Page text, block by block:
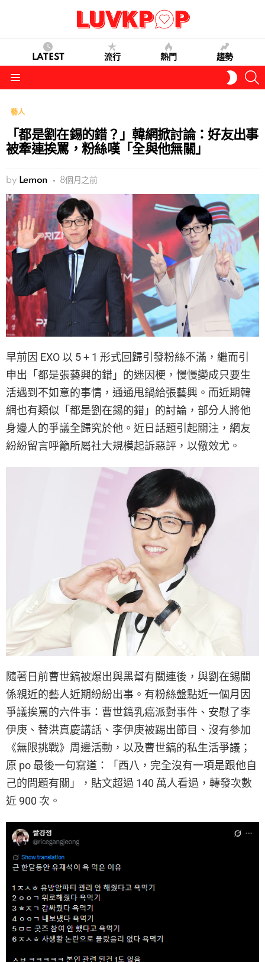
LATEST 流行 熱門 趨勢
SKIN
藝人
「都是劉在錫的錯？」韓網掀討論：好友出事
被牽連挨罵，粉絲嘆「全與他無關」
by Lemon 8個月之前
早前因 EXO 以 5 + 1 形式回歸引發粉絲不滿，繼而引
申出「都是張藝興的錯」的迷因梗，慢慢變成只要生
活遇到不如意的事情，通通甩鍋給張藝興。而近期韓
網也有類似「都是劉在錫的錯」的討論，部分人將他
身邊人的爭議全歸究於他。近日話題引起關注，網友
紛紛留言呼籲所屬社大規模起訴惡評，以儆效尤。
隨著日前曹世鎬被爆出與黑幫有關連後，與劉在錫關
係親近的藝人近期紛紛出事。有粉絲盤點近一個月因
爭議挨罵的六件事：曹世鎬乳癌派對事件、安慰了李
伊庚、替洪真慶講話、李伊庚被踢出節目、沒有參加
《無限挑戰》周邊活動，以及曹世鎬的私生活爭議；
原 po 最後一句寫道：「西八，完全沒有一項是跟他自
己的問題有關」，貼文超過 140 萬人看過，轉發次數
近 900 次。